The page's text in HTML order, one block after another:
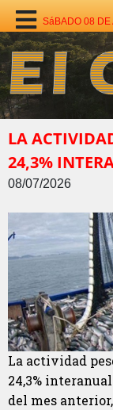
SáBADO 08 DE
LA
24,3%
08/07/2026
La actividad
24,3%
del mes